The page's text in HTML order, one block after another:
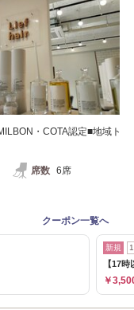
・COTA認定■地域ト
席数 6席
クーポン一覧へ
新規
【17
￥